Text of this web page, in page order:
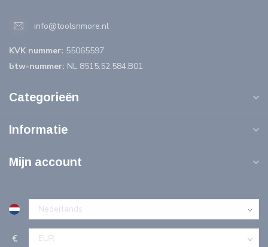
info@toolsnmore.nl
KVK nummer: 55065597
btw-nummer: NL 8515.52.584.B01
Categorieën
Informatie
Mijn account
€